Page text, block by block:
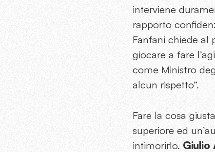
interviene
rapporto
Fanfani chiede
giocare a fare
come Ministro
alcun rispetto”.
Fare la cosa
superiore ed
intimorirlo. Giulio